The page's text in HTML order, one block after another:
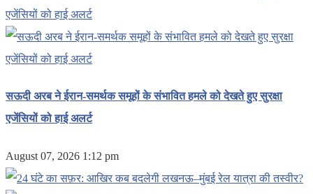
सऊदी अरब ने ईरान-समर्थक समूहों के संभावित हमले को देखते हुए सुरक्षा
एजेंसियों को हाई अलर्ट
August 07, 2026 1:12 pm